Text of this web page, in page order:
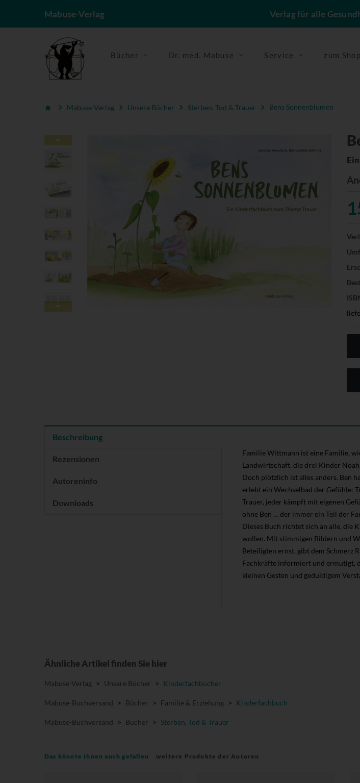
Mabuse-Verlag Verlag für alle
Bücher Dr. med. Mabuse Service zum
Mabuse-Verlag Unsere Bücher Sterben, Tod & Trauer Bens Sonnenblumen
Beschreibung
Rezensionen
Autoreninfo
Downloads
Familie Wittmann ist eine Familie,
Landwirtschaft, die drei Kinder
Doch plötzlich ist alles anders. Ben
erlebt ein Wechselbad der Gefühle:
Trauer, jeder kämpft mit eigenen
ohne Ben … der immer ein Teil der
Dieses Buch richtet sich an alle, die
wollen. Mit stimmigen Bildern und
Beteiligten ernst, gibt dem Schmerz
Fachkräfte informiert und ermutigt,
kleinen Gesten und geduldigem
Ähnliche Artikel finden Sie hier
Mabuse-Verlag > Unsere Bücher > Kinderfachbücher
Mabuse-Buchversand > Bücher > Familie & Erziehung > Kinderfachbuch
Mabuse-Buchversand > Bücher > Sterben, Tod & Trauer
Das könnte Ihnen auch gefallen weitere Produkte der Autoren